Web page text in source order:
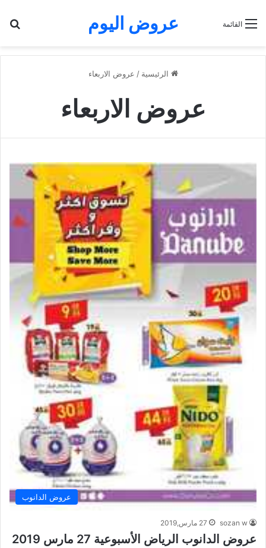
عروض اليوم القائمة
الرئيسية / عروض الاربعاء
عروض الاربعاء
عروض الدانوب
sozan w 27 مارس,2019
عروض الدانوب الرياض الأسبوعية 27 مارس 2019